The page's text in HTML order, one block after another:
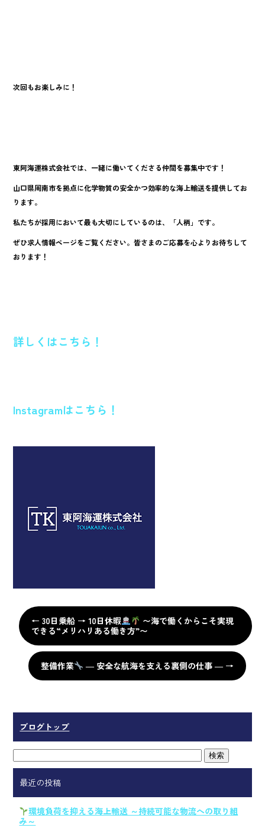
次回もお楽しみに！
東阿海運株式会社では、一緒に働いてくださる仲間を募集中です！
山口県周南市を拠点に化学物質の安全かつ効率的な海上輸送を提供してお
ります。
私たちが採用において最も大切にしているのは、「人柄」です。
ぜひ求人情報ページをご覧ください。皆さまのご応募を心よりお待ちして
おります！
詳しくはこちら！
Instagramはこちら！
← 30日乗船 → 10日休暇
〜海で働くからこそ実現
できる“メリハリある働き方”〜
整備作業 ― 安全な航海を支える裏側の仕事 ― →
ブログトップ
最近の投稿
環境負荷を抑える海上輸送 ～持続可能な物流への取り組
み～